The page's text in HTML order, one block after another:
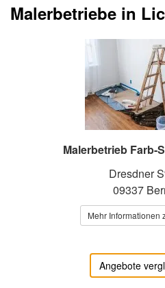
Malerbetriebe in
Malerbetrieb Farb-
Dresdner
09337
Mehr Informationen
Angebote